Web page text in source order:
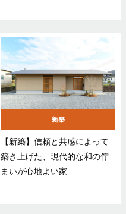
新築
【新築】信頼と共感によって
築き上げた、現代的な和の佇
まいが心地よい家